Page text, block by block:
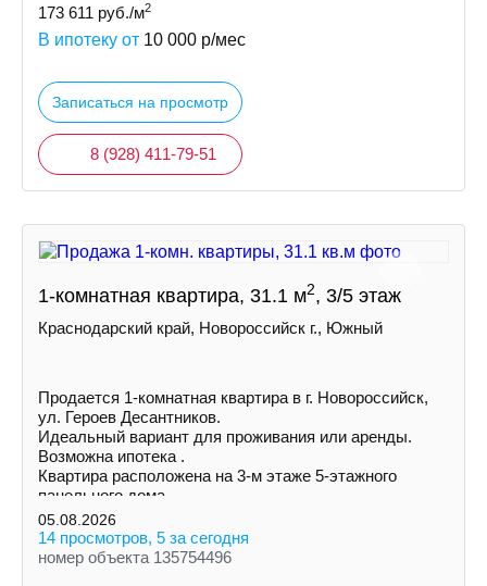
173 611 руб./м2
В ипотеку от 10 000 р/мес
Записаться на просмотр
8 (928) 411-79-51
1-комнатная квартира, 31.1 м2, 3/5 этаж
Краснодарский край, Новороссийск г., Южный
Продается 1‑комнатная квартира в г. Новороссийск,
ул. Героев Десантников.
Идеальный вариант для проживания или аренды.
Возможна ипотека .
Квартира расположена на 3-м этаже 5-этажного
панельного дома.
05.08.2026
14 просмотров, 5 за сегодня
номер объекта 135754496